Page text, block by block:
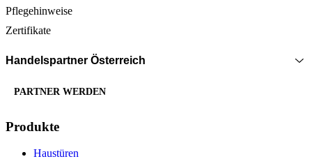
Pflegehinweise
Zertifikate
Handelspartner Österreich
PARTNER WERDEN
Produkte
Haustüren